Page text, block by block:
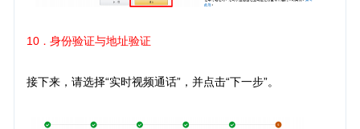
10 ． 身份验证与地址验证
接下来，请选择“实时视频通话”，并点击“下一步”。